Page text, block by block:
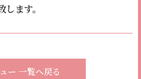
ます。
ー 一覧へ戻る